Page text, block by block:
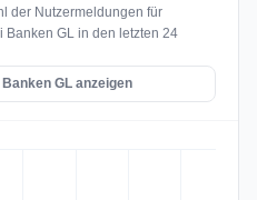
der Nutzermeldungen für
GL in den letzten 24
GL anzeigen